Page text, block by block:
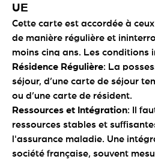
UE
Cette carte est accordée à
de manière régulière et
moins cinq ans. Les conditions
Résidence Régulière: La
séjour, d’une carte de séjour
ou d’une carte de résident.
Ressources et Intégration: Il
ressources stables et
l'assurance maladie. Une
société française, souvent